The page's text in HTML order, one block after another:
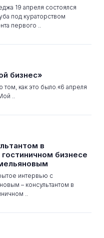
19 апреля состоялся
под кураторством
первого ..
бизнес»
том, как это было.«6 апреля
..
в
бизнесе
интервью с
– консультантом в
..